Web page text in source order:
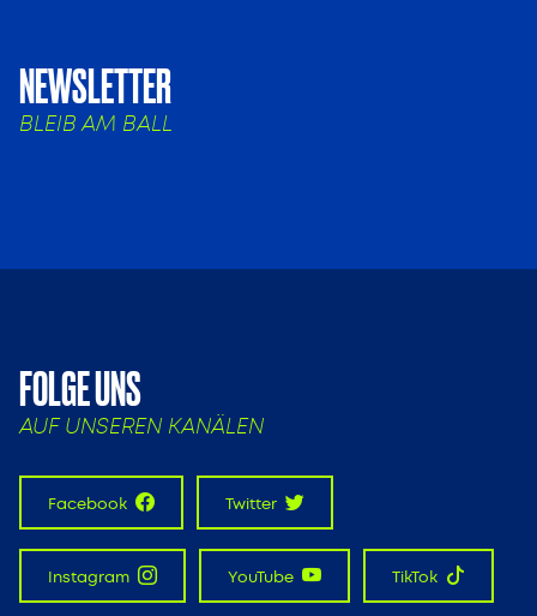
NEWSLETTER
BLEIB AM BALL
FOLGE UNS
AUF UNSEREN KANÄLEN
Facebook Twitter
Instagram YouTube TikTok